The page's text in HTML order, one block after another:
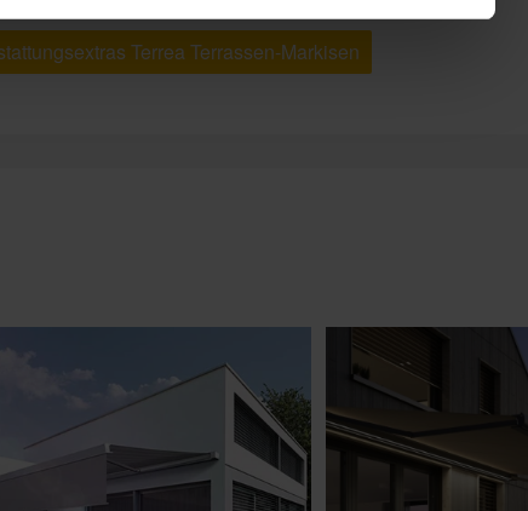
Terrea Terrassen-Markisen